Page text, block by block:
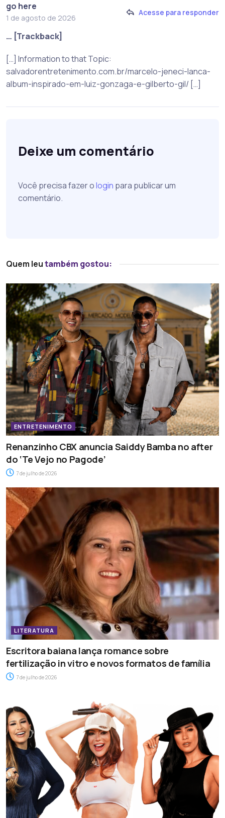
go here
1 de agosto de 2026
Acesse para responder
… [Trackback]
[…] Information to that Topic:
salvadorentretenimento.com.br/marcelo-jeneci-lanca-
album-inspirado-em-luiz-gonzaga-e-gilberto-gil/ […]
Deixe um comentário
Você precisa fazer ologin para publicar um
comentário.
Quem leutambém gostou:
ENTRETENIMENTO
Renanzinho CBX anuncia Saiddy Bamba no after
do ‘Te Vejo no Pagode’
7 de julho de 2026
LITERATURA
Escritora baiana lança romance sobre
fertilização in vitro e novos formatos de família
7 de julho de 2026